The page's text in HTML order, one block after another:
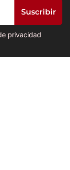
privacidad